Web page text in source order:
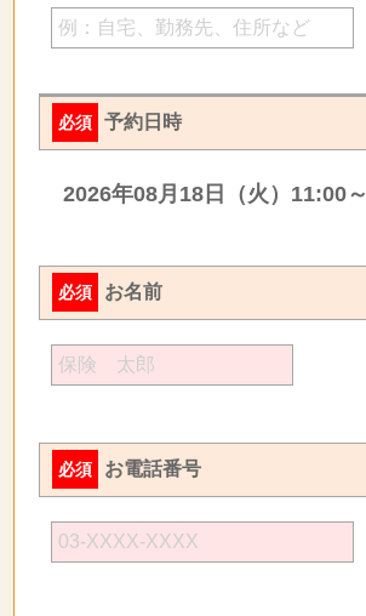
必須 予約日時
2026年08月18日（火）11:00～
必須 お名前
必須 お電話番号